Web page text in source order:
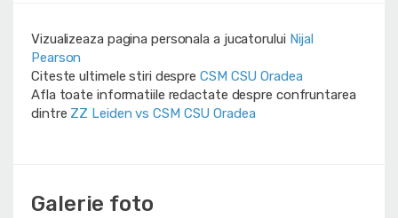
Vizualizeaza pagina personala a jucatorului Nijal
Pearson
Citeste ultimele stiri despre CSM CSU Oradea
Afla toate informatiile redactate despre confruntarea
dintre ZZ Leiden vs CSM CSU Oradea
Galerie foto